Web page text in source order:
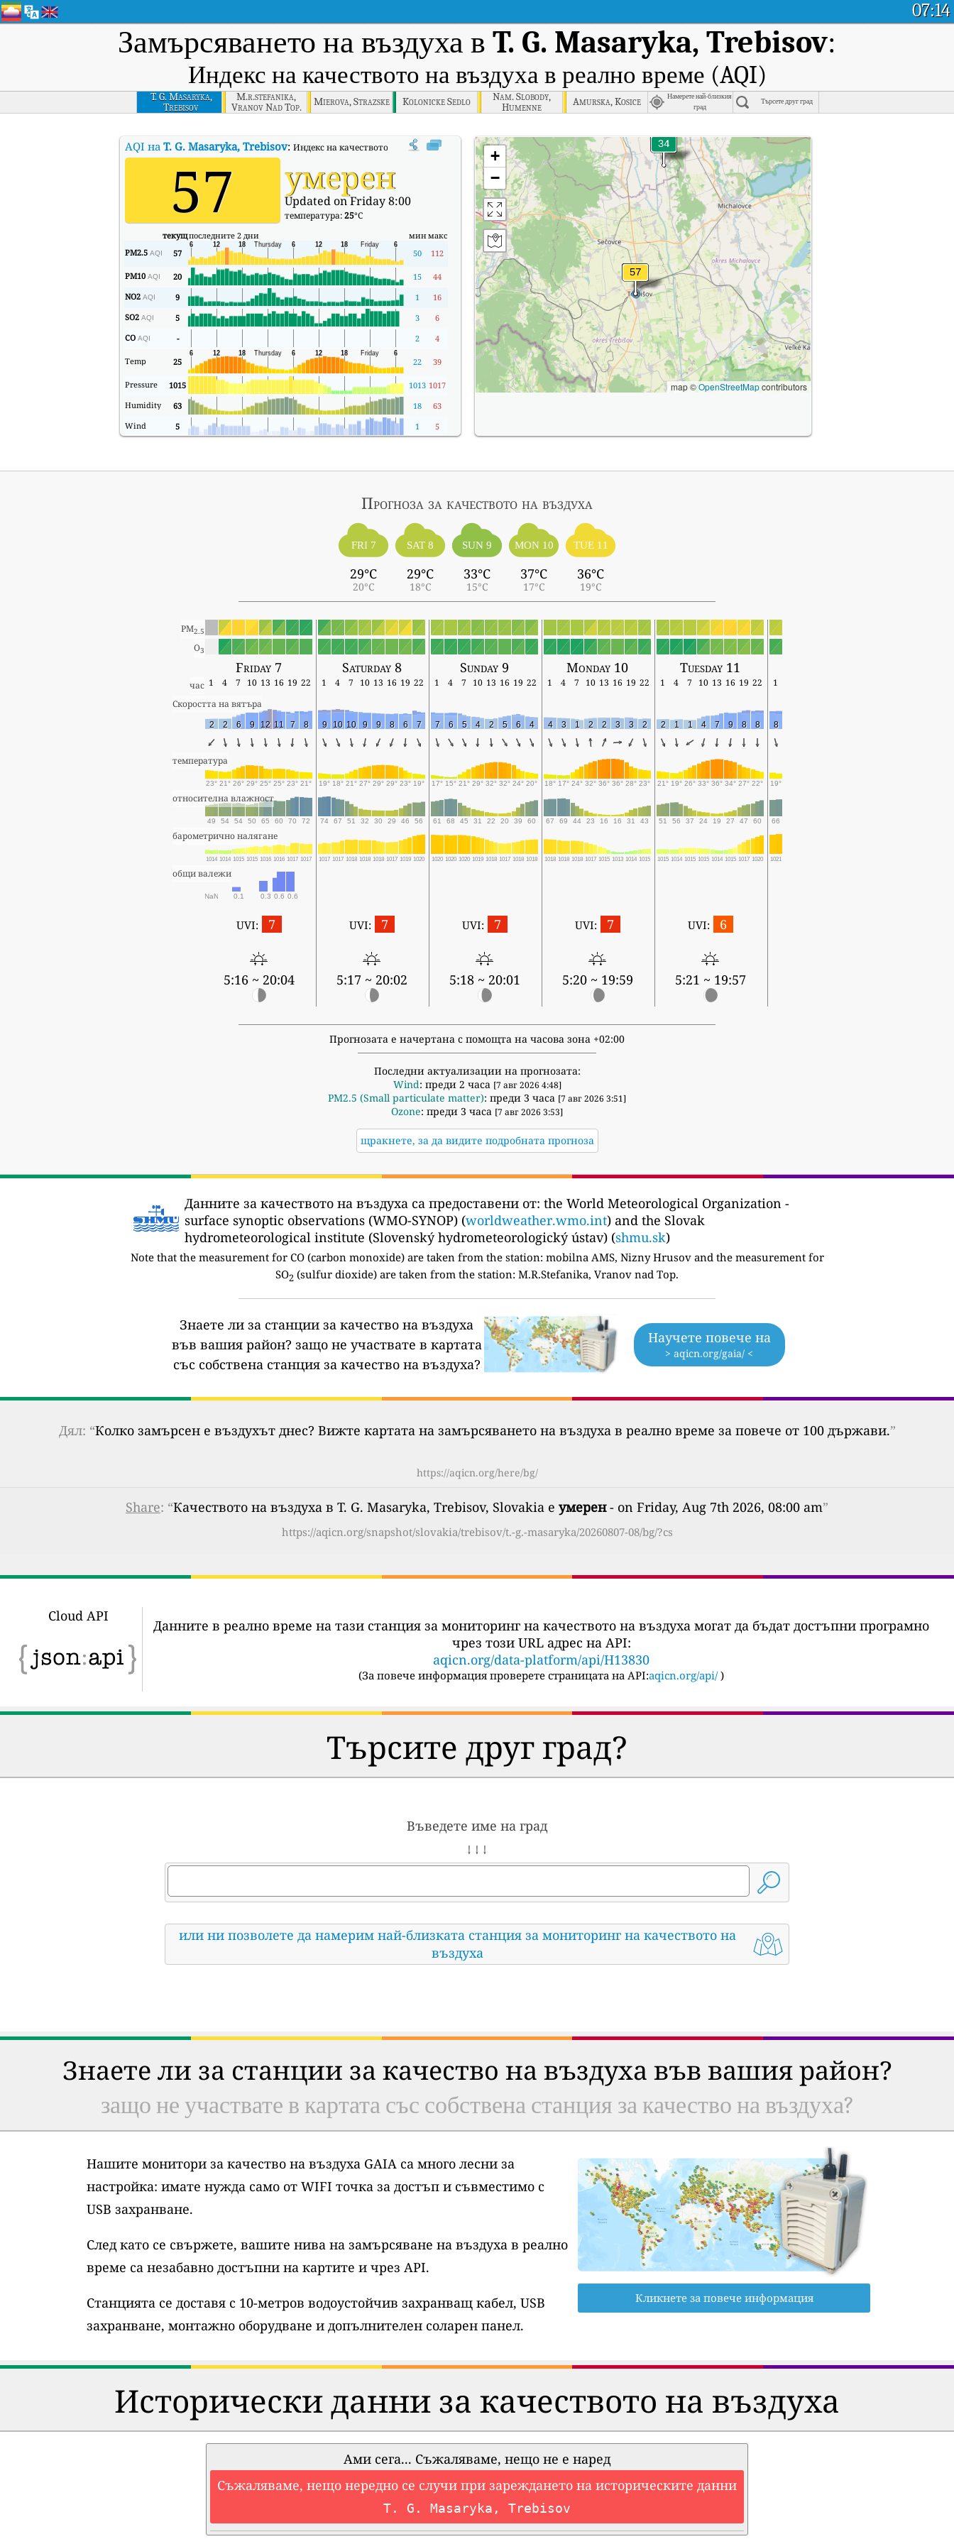
07:14
Замърсяването на въздуха в T. G. Masaryka, Trebisov:
Индекс на качеството на въздуха в реално време (AQI)
T. G. Masaryka,
Trebisov
M.r.stefanika,
Vranov Nad Top.
Mierova, Strazske Kolonicke Sedlo
Nam. Slobody,
Humenne
Amurska, Kosice
Намерете най-близкия
град
Търсете друг град
AQI на T. G. Masaryka, Trebisov: Индекс на качеството на въздуха в реално време (AQI) на T. G. Masaryka, Trebisov.
57 умерен
Updated on Friday 8:00
температура:25°C
текущпоследните 2 дни минмакс
PM2.5 AQI 57 50 112
PM10 AQI 20 15
44
NO2 AQI 9 1
16
SO2 AQI 5 3
6
CO AQI - 2 4
Temp 25 22 39
Pressure 1015 1013 1017
Humidity
63 18
63
Wind
5 1 5
+
−
map ©OpenStreetMapcontributors
Прогноза за качеството на въздуха
FRI 7
29°C
20°C
SAT 8
29°C
18°C
SUN 9
33°C
15°C
MON 10
37°C
17°C
TUE 11
36°C
19°C
PM2.5
O3
Friday 7 Saturday 8 Sunday 9 Monday 10 Tuesday 11
час 1 4 7 10 13 16 19 22 1 4 7 10 13 16 19 22 1 4 7 10 13 16 19 22 1 4 7 10 13 16 19 22 1 4 7 10 13 16 19 22
1
Скоростта на вятъра
2 2 6 9 12 11 7 8 9 10 10 9 9 8 6 7 7 6 5 4 2 5 6 4 4 3 1 2 2 3 3 2 2 1 1 4 7 9 8 8 8
температура
23° 21° 26° 29° 25° 25° 23° 21° 19° 18° 21° 27° 29° 29° 23° 19° 17° 15° 21° 29° 32° 32° 24° 20° 18° 17° 24° 32° 36° 36° 28° 23° 21° 19° 26° 33° 36° 34° 27° 22° 19°
относителна влажност
49 54 54 50 65 60 70 72 74 67 51 32 30 29 46 56 61 68 45 31 22 20 39 60 67 69 44 23 16 16 31 43 51 56 37 24 19 27 47 60 66
барометрично налягане
1014 1014 1015 1015 1016 1016 1017 1017 1017 1017 1018 1018 1018 1017 1019 1020 1020 1020 1020 1019 1018 1017 1018 1018 1018 1018 1018 1017 1015 1013 1014 1015 1015 1014 1015 1015 1014 1015 1017 1020 1021
общи валежи
NaN 0.1 0.3 0.6 0.6
UVI: 7
5:16 ~ 20:04
UVI: 7
5:17 ~ 20:02
UVI: 7
5:18 ~ 20:01
UVI: 7
5:20 ~ 19:59
UVI: 6
5:21 ~ 19:57
Прогнозата е начертана с помощта на часова зона +02:00
Последни актуализации на прогнозата:
Wind: преди 2 часа [7 авг 2026 4:48]
PM2.5 (Small particulate matter): преди 3 часа [7 авг 2026 3:51]
Ozone: преди 3 часа [7 авг 2026 3:53]
щракнете, за да видите подробната прогноза
Данните за качеството на въздуха са предоставени от: the World Meteorological Organization -
surface synoptic observations (WMO-SYNOP) (worldweather.wmo.int) and the Slovak
hydrometeorological institute (Slovenský hydrometeorologický ústav) (shmu.sk)
Note that the measurement for CO (carbon monoxide) are taken from the station: mobilna AMS, Nizny Hrusov and the measurement for
SO2 (sulfur dioxide) are taken from the station: M.R.Stefanika, Vranov nad Top.
Знаете ли за станции за качество на въздуха
във вашия район? защо не участвате в картата
със собствена станция за качество на въздуха?
Научете повече на
> aqicn.org/gaia/ <
Дял: “Колко замърсен е въздухът днес? Вижте картата на замърсяването на въздуха в реално време за повече от 100 държави.”
https://aqicn.org/here/bg/
Share: “Качеството на въздуха в T. G. Masaryka, Trebisov, Slovakia е умерен- on Friday, Aug 7th 2026, 08:00 am”
https://aqicn.org/snapshot/slovakia/trebisov/t.-g.-masaryka/20260807-08/bg/?cs
Cloud API
Данните в реално време на тази станция за мониторинг на качеството на въздуха могат да бъдат достъпни програмно
чрез този URL адрес на API:
aqicn.org/data-platform/api/H13830
(За повече информация проверете страницата на API:aqicn.org/api/ )
Търсите друг град?
Въведете име на град
↓ ↓ ↓
или ни позволете да намерим най-близката станция за мониторинг на качеството на
въздуха
Знаете ли за станции за качество на въздуха във вашия район?
защо не участвате в картата със собствена станция за качество на въздуха?
Нашите монитори за качество на въздуха GAIA са много лесни за
настройка: имате нужда само от WIFI точка за достъп и съвместимо с
USB захранване.
След като се свържете, вашите нива на замърсяване на въздуха в реално
време са незабавно достъпни на картите и чрез API.
Станцията се доставя с 10-метров водоустойчив захранващ кабел, USB
захранване, монтажно оборудване и допълнителен соларен панел.
Кликнете за повече информация
Исторически данни за качеството на въздуха
Ами сега... Съжаляваме, нещо не е наред
Съжаляваме, нещо нередно се случи при зареждането на историческите данни
T. G. Masaryka, Trebisov